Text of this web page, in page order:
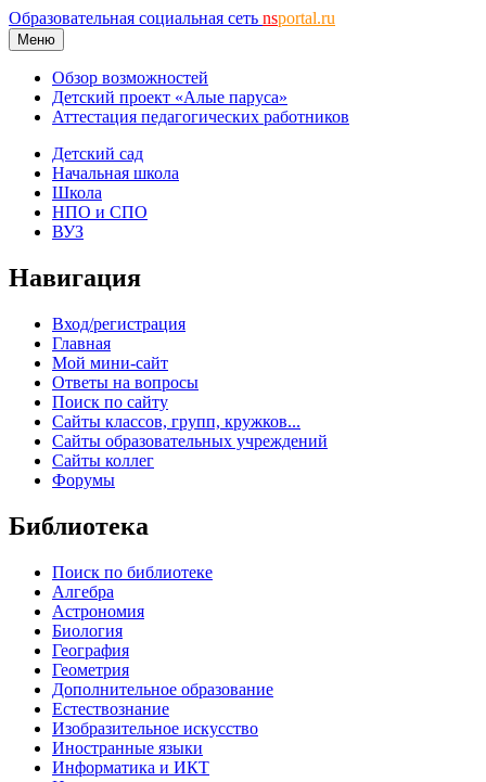
Образовательная социальная сеть nsportal.ru
Меню
Обзор возможностей
Детский проект «Алые паруса»
Аттестация педагогических работников
Детский сад
Начальная школа
Школа
НПО и СПО
ВУЗ
Навигация
Вход/регистрация
Главная
Мой мини-сайт
Ответы на вопросы
Поиск по сайту
Сайты классов, групп, кружков...
Сайты образовательных учреждений
Сайты коллег
Форумы
Библиотека
Поиск по библиотеке
Алгебра
Астрономия
Биология
География
Геометрия
Дополнительное образование
Естествознание
Изобразительное искусство
Иностранные языки
Информатика и ИКТ